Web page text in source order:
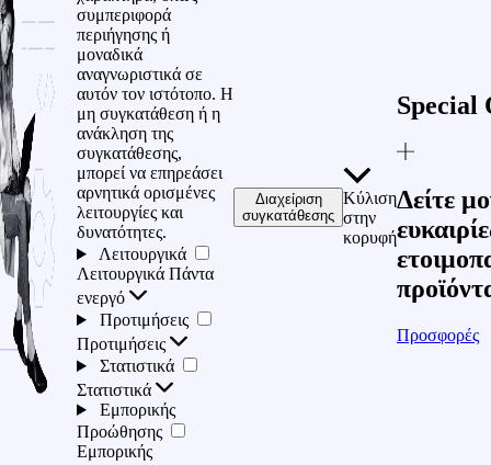
συμπεριφορά
περιήγησης ή
μοναδικά
αναγνωριστικά σε
αυτόν τον ιστότοπο. Η
μη συγκατάθεση ή η
ανάκληση της
συγκατάθεσης,
μπορεί να επηρεάσει
αρνητικά ορισμένες
λειτουργίες και
δυνατότητες.
Λειτουργικά
Λειτουργικά Πάντα
ενεργό
Προτιμήσεις
Προτιμήσεις
Στατιστικά
Στατιστικά
Εμπορικής
Προώθησης
Εμπορικής
Διαχείριση
συγκατάθεσης
Κύλιση
στην
κορυφή
Special
Δείτε
Προσφορές